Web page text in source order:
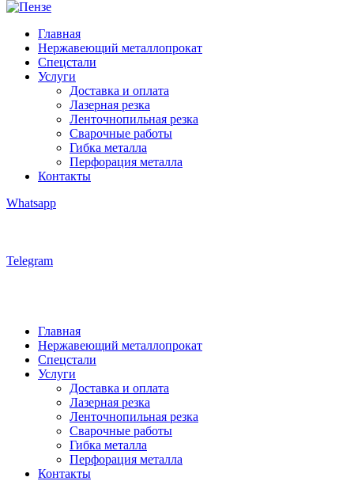
Главная
Нержавеющий металлопрокат
Спецстали
Услуги
Доставка и оплата
Лазерная резка
Ленточнопильная резка
Сварочные работы
Гибка металла
Перфорация металла
Контакты
Whatsapp
Telegram
Главная
Нержавеющий металлопрокат
Спецстали
Услуги
Доставка и оплата
Лазерная резка
Ленточнопильная резка
Сварочные работы
Гибка металла
Перфорация металла
Контакты